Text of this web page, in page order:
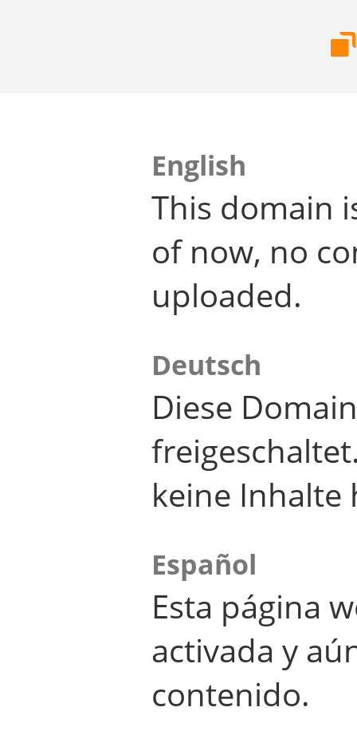
English
This domain
of now, no
uploaded.
Deutsch
Diese
keine Inhalte
Español
Esta página
activada y
contenido.